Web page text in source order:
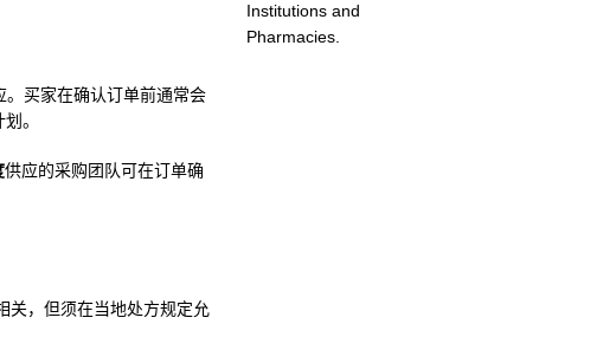
买家在确认订单前通常会
。
供应的采购团队可在订单确
关，但须在当地处方规定允
Institutions and
Pharmacies.